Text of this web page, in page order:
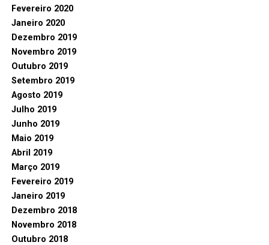
Fevereiro 2020
Janeiro 2020
Dezembro 2019
Novembro 2019
Outubro 2019
Setembro 2019
Agosto 2019
Julho 2019
Junho 2019
Maio 2019
Abril 2019
Março 2019
Fevereiro 2019
Janeiro 2019
Dezembro 2018
Novembro 2018
Outubro 2018